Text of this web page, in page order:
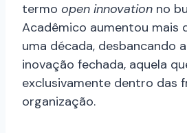
termo open innovation no
Acadêmico aumentou mais
uma década, desbancando
inovação fechada, aquela
exclusivamente dentro das
organização.